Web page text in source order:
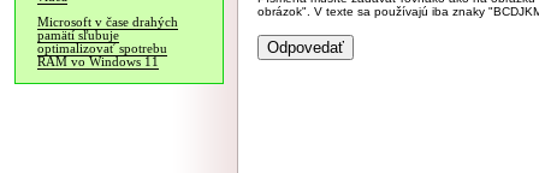
Microsoft v čase drahých
pamätí sľubuje
optimalizovať spotrebu
RAM vo Windows 11
obrázok". V texte sa používajú iba znaky